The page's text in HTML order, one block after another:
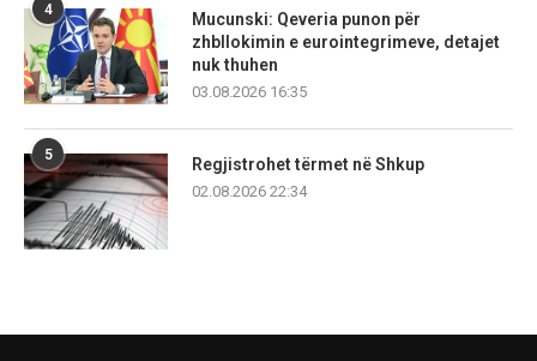
4
Mucunski: Qeveria punon për
zhbllokimin e eurointegrimeve, detajet
nuk thuhen
03.08.2026 16:35
5
Regjistrohet tërmet në Shkup
02.08.2026 22:34